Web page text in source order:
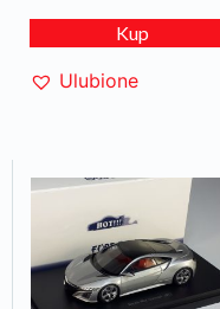
Kup
Ulubione